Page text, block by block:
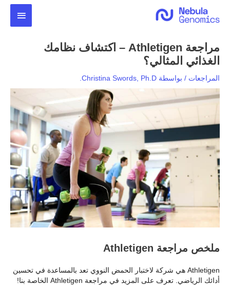
المحتوى
مراجعة Athletigen – اكتشاف نظامك
الغذائي المثالي؟
المراجعات / بواسطة Christina Swords, Ph.D.
ملخص مراجعة Athletigen
Athletigen هي شركة لاختبار الحمض النووي تعد بالمساعدة في تحسين
أدائك الرياضي. تعرف على المزيد في مراجعة Athletigen الخاصة بنا!